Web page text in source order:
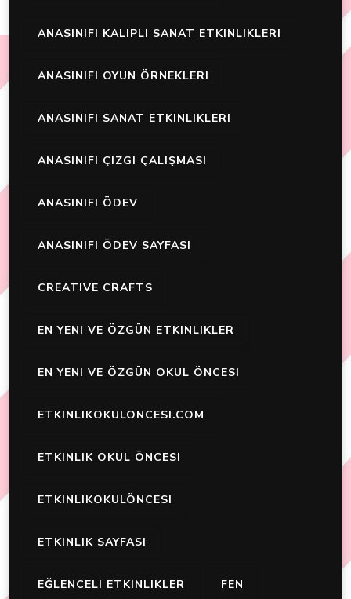
ANASINIFI KALIPLI SANAT ETKINLIKLERI
ANASINIFI OYUN ÖRNEKLERI
ANASINIFI SANAT ETKINLIKLERI
ANASINIFI ÇIZGI ÇALIŞMASI
ANASINIFI ÖDEV
ANASINIFI ÖDEV SAYFASI
CREATIVE CRAFTS
EN YENI VE ÖZGÜN ETKINLIKLER
EN YENI VE ÖZGÜN OKUL ÖNCESI
ETKINLIKOKULONCESI.COM
ETKINLIK OKUL ÖNCESI
ETKINLIKOKULÖNCESI
ETKINLIK SAYFASI
EĞLENCELI ETKINLIKLER FEN